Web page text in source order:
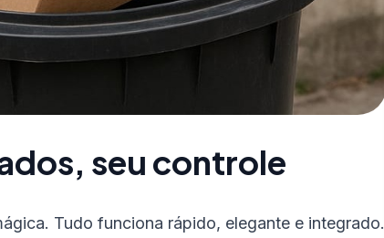
seu controle
Tudo funciona rápido, elegante e integrado.